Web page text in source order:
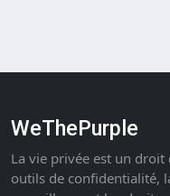
WeThePurple
La vie privée est un
outils de confidentialité,